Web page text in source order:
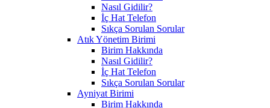
Nasıl Gidilir?
İç Hat Telefon
Sıkça Sorulan Sorular
Atık Yönetim Birimi
Birim Hakkında
Nasıl Gidilir?
İç Hat Telefon
Sıkça Sorulan Sorular
Ayniyat Birimi
Birim Hakkında